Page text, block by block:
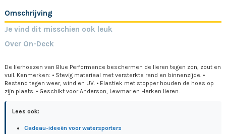
Omschrijving
Je vind dit misschien ook leuk
Over On-Deck
De lierhoezen van Blue Performance beschermen de lieren tegen zon, zout en
vuil. Kenmerken: • Stevig materiaal met versterkte rand en binnenzijde. •
Bestand tegen weer, wind en UV. • Elastiek met stopper houden de hoes op
zijn plaats. • Geschikt voor Anderson, Lewmar en Harken lieren.
Lees ook:
Cadeau-ideeën voor watersporters